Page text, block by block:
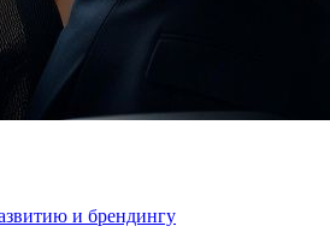
и брендингу